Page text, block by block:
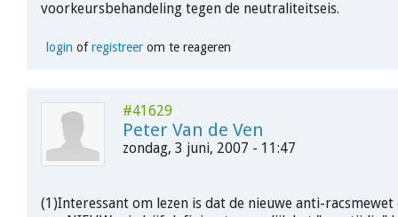
voorkeursbehandeling tegen de neutraliteitseis.
login ofregistreerom te reageren
#41629
Peter Van de Ven
zondag, 3 juni, 2007 - 11:47
(1)Interessant om lezen is dat de nieuwe anti-